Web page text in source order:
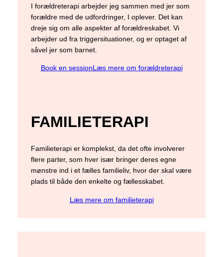
I forældreterapi arbejder jeg sammen med jer som
forældre med de udfordringer, I oplever. Det kan
dreje sig om alle aspekter af forældreskabet. Vi
arbejder ud fra triggersituationer, og er optaget af
såvel jer som barnet.
Book en sessionLæs mere om forældreterapi
FAMILIETERAPI
Familieterapi er komplekst, da det ofte involverer
flere parter, som hver især bringer deres egne
mønstre ind i et fælles familieliv, hvor der skal være
plads til både den enkelte og fællesskabet.
Læs mere om familieterapi